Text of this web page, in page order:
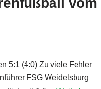
vom
5:1 (4:0) Zu viele Fehler
FSG Weidelsburg